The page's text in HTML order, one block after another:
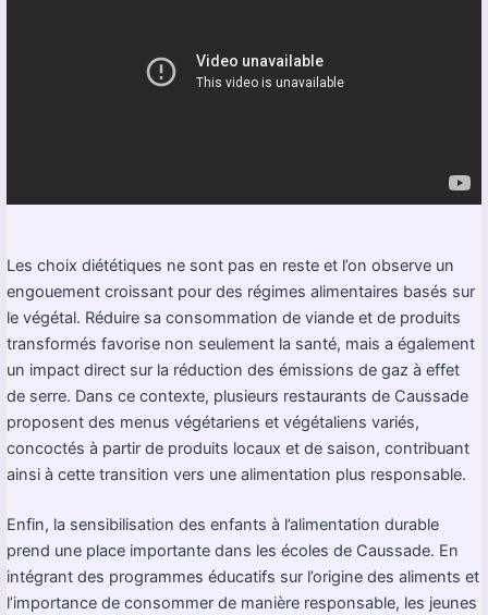
Les choix diététiques ne sont pas en reste et l’on observe un
engouement croissant pour des régimes alimentaires basés sur
le végétal. Réduire sa consommation de viande et de produits
transformés favorise non seulement la santé, mais a également
un impact direct sur la réduction des émissions de gaz à effet
de serre. Dans ce contexte, plusieurs restaurants de Caussade
proposent des menus végétariens et végétaliens variés,
concoctés à partir de produits locaux et de saison, contribuant
ainsi à cette transition vers une alimentation plus responsable.
Enfin, la sensibilisation des enfants à l’alimentation durable
prend une place importante dans les écoles de Caussade. En
intégrant des programmes éducatifs sur l’origine des aliments et
l’importance de consommer de manière responsable, les jeunes